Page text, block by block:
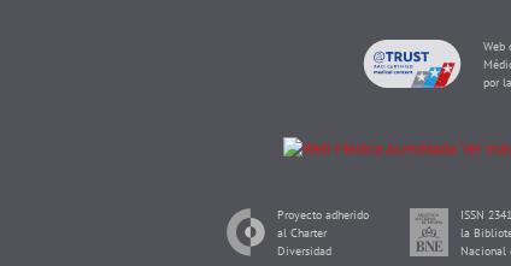
Web
por
Proyecto adherido
al Charter
Diversidad
ISSN
la
Nacional